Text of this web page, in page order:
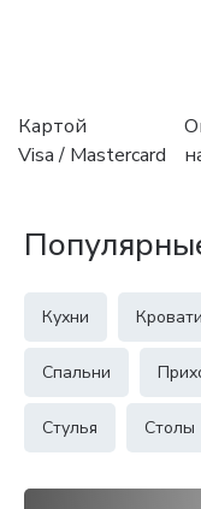
Картой
Visa / Mastercard
Кухни Кровати
Спальни
Стулья Столы